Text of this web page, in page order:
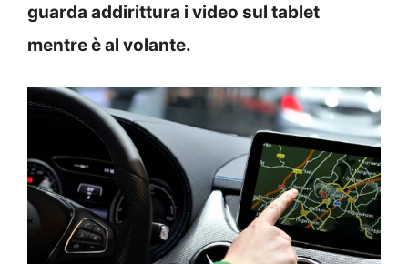
guarda addirittura i video sul tablet
mentre è al volante.